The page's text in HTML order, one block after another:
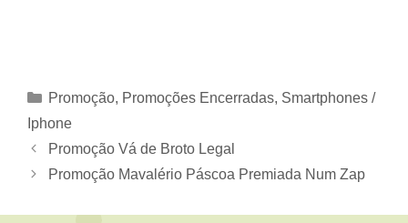
Categorias
Promoção, Promoções Encerradas, Smartphones /
Iphone
Promoção Vá de Broto Legal
Promoção Mavalério Páscoa Premiada Num Zap